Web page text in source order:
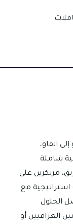
الفاو،
شاملة
مرتكزين على
استراتيجية مع
الحلول
العراقيين أو